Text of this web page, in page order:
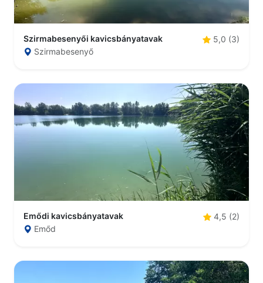
Szirmabesenyői kavicsbányatavak
5,0 (3)
Szirmabesenyő
Emődi kavicsbányatavak
4,5 (2)
Emőd